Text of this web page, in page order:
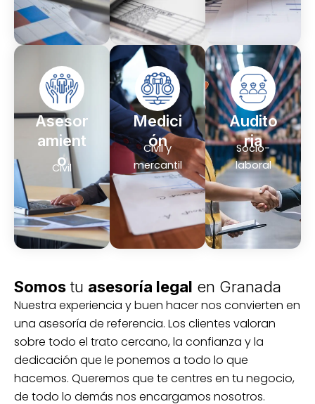
Asesor
amient
o
Civil
Medici
ón
Civil y
mercantil
Audito
ria
Socio-
laboral
Somostu asesoría legal en Granada
Nuestra experiencia y buen hacer nos convierten en
una asesoría de referencia. Los clientes valoran
sobre todo el trato cercano, la confianza y la
dedicación que le ponemos a todo lo que
hacemos. Queremos que te centres en tu negocio,
de todo lo demás nos encargamos nosotros.